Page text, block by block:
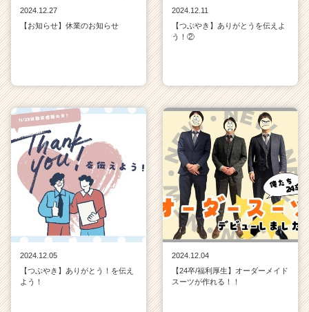
2024.12.27
【お知らせ】休業のお知らせ
2024.12.11
【つぶやき】ありがとうを伝えよ
う！②
2024.12.05
【つぶやき】ありがとう！を伝え
よう！
2024.12.04
【24卒/福利厚生】オーダーメイド
スーツが作れる！！